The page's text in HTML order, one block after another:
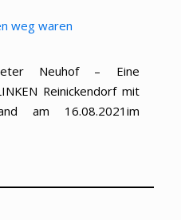
dem
Tagebuch
von
Karl
weg waren
Neuhof – Eine
Reinickendorf mit
am 16.08.2021im